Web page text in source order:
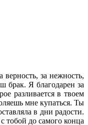
верность, за нежность,
брак. Я благодарен за
разливается в твоем
мне купаться. Ты
в дни радости.
тобой до самого конца